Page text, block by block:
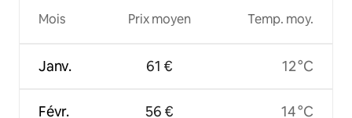
Mois
Janv.
Févr.
Prix moyen
61 €
56 €
Temp. moy.
12 °C
14 °C